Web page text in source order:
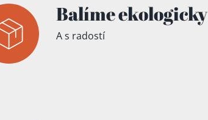
Balíme ekologicky
A s radostí